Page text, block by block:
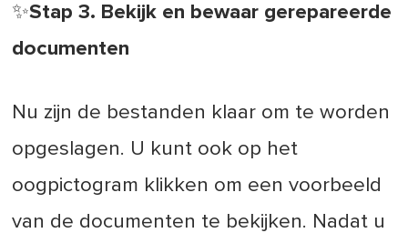
✨Stap 3. Bekijk en bewaar gerepareerde
documenten
Nu zijn de bestanden klaar om te worden
opgeslagen. U kunt ook op het
oogpictogram klikken om een voorbeeld
van de documenten te bekijken. Nadat u